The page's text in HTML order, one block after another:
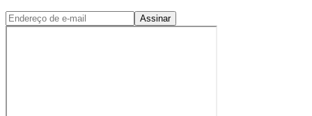
Assinar